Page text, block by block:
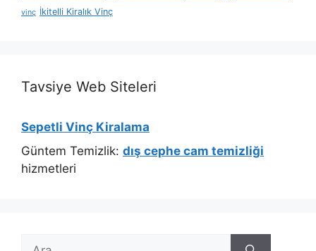
vinç İkitelli Kiralık Vinç
Tavsiye Web Siteleri
Sepetli Vinç Kiralama
Güntem Temizlik: dış cephe cam temizliği
hizmetleri